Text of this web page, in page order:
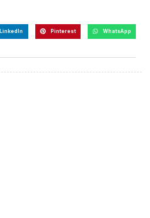
LinkedIn Pinterest WhatsApp